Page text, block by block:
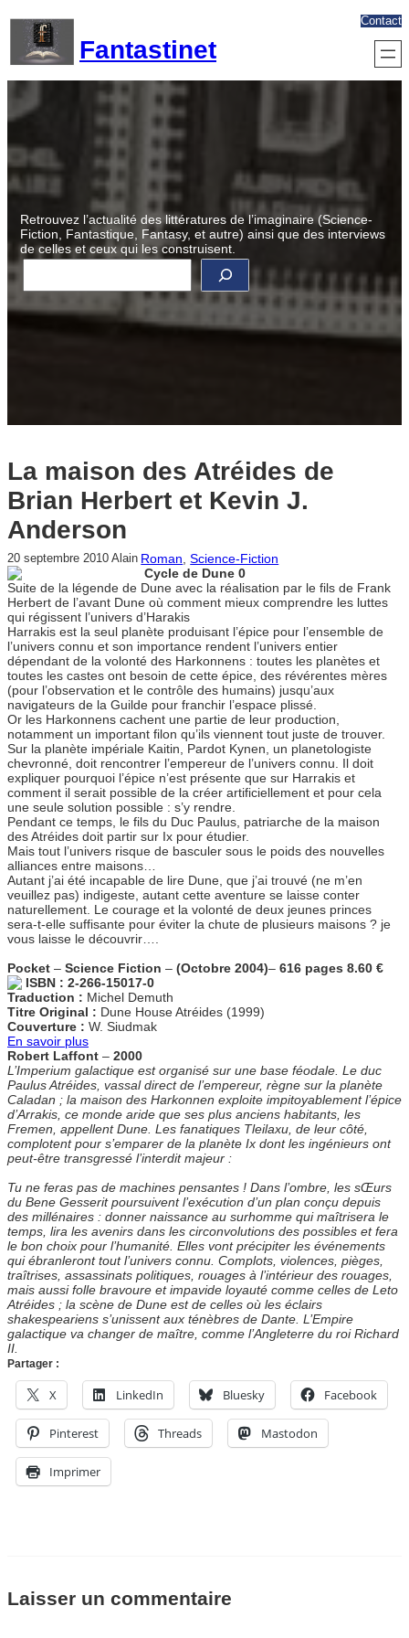
contenu
Fantastinet
Contact
Retrouvez l’actualité des littératures de l’imaginaire (Science-
Fiction, Fantastique, Fantasy, et autre) ainsi que des interviews
de celles et ceux qui les construisent.
R
c
h
La maison des Atréides de
Brian Herbert et Kevin J.
Anderson
20 septembre 2010 Alain Roman, Science-Fiction
Cycle de Dune 0
Suite de la légende de Dune avec la réalisation par le fils de Frank
Herbert de l’avant Dune où comment mieux comprendre les luttes
qui régissent l’univers d’Harakis
Harrakis est la seul planète produisant l’épice pour l’ensemble de
l’univers connu et son importance rendent l’univers entier
dépendant de la volonté des Harkonnens : toutes les planètes et
toutes les castes ont besoin de cette épice, des révérentes mères
(pour l’observation et le contrôle des humains) jusqu’aux
navigateurs de la Guilde pour franchir l’espace plissé.
Or les Harkonnens cachent une partie de leur production,
notamment un important filon qu’ils viennent tout juste de trouver.
Sur la planète impériale Kaitin, Pardot Kynen, un planetologiste
chevronné, doit rencontrer l’empereur de l’univers connu. Il doit
expliquer pourquoi l’épice n’est présente que sur Harrakis et
comment il serait possible de la créer artificiellement et pour cela
une seule solution possible : s’y rendre.
Pendant ce temps, le fils du Duc Paulus, patriarche de la maison
des Atréides doit partir sur Ix pour étudier.
Mais tout l’univers risque de basculer sous le poids des nouvelles
alliances entre maisons…
Autant j’ai été incapable de lire Dune, que j’ai trouvé (ne m’en
veuillez pas) indigeste, autant cette aventure se laisse conter
naturellement. Le courage et la volonté de deux jeunes princes
sera-t-elle suffisante pour éviter la chute de plusieurs maisons ? je
vous laisse le découvrir….
Pocket – Science Fiction – (Octobre 2004)– 616 pages 8.60 €
ISBN : 2-266-15017-0
Traduction : Michel Demuth
Titre Original : Dune House Atréides (1999)
Couverture : W. Siudmak
En savoir plus
Robert Laffont – 2000
L’Imperium galactique est organisé sur une base féodale. Le duc
Paulus Atréides, vassal direct de l’empereur, règne sur la planète
Caladan ; la maison des Harkonnen exploite impitoyablement l’épice
d’Arrakis, ce monde aride que ses plus anciens habitants, les
Fremen, appellent Dune. Les fanatiques Tleilaxu, de leur côté,
complotent pour s’emparer de la planète Ix dont les ingénieurs ont
peut-être transgressé l’interdit majeur :
Tu ne feras pas de machines pensantes ! Dans l’ombre, les sŒurs
du Bene Gesserit poursuivent l’exécution d’un plan conçu depuis
des millénaires : donner naissance au surhomme qui maîtrisera le
temps, lira les avenirs dans les circonvolutions des possibles et fera
le bon choix pour l’humanité. Elles vont précipiter les événements
qui ébranleront tout l’univers connu. Complots, violences, pièges,
traîtrises, assassinats politiques, rouages à l’intérieur des rouages,
mais aussi folle bravoure et impavide loyauté comme celles de Leto
Atréides ; la scène de Dune est de celles où les éclairs
shakespeariens s’unissent aux ténèbres de Dante. L’Empire
galactique va changer de maître, comme l’Angleterre du roi Richard
II.
Partager :
X LinkedIn Bluesky Facebook
Pinterest Threads Mastodon
Imprimer
Laisser un commentaire